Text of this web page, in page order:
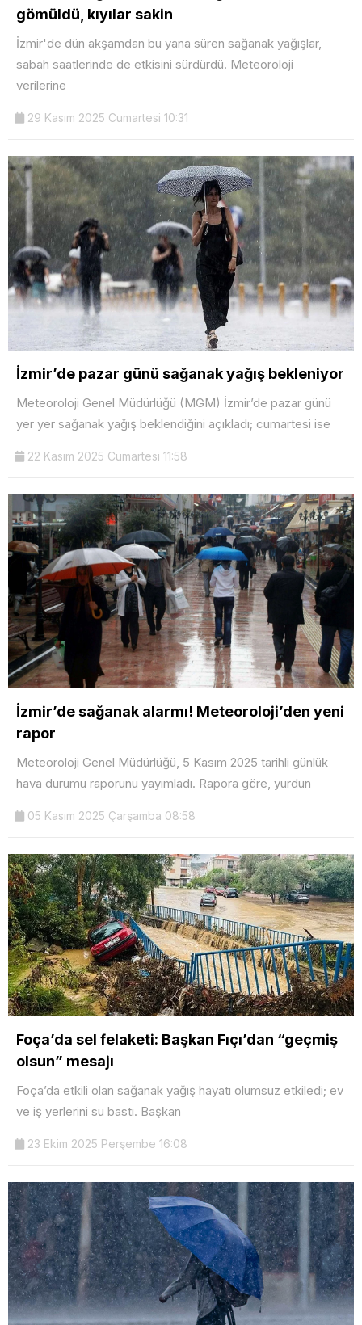
gömüldü, kıyılar sakin
İzmir'de dün akşamdan bu yana süren sağanak yağışlar,
sabah saatlerinde de etkisini sürdürdü. Meteoroloji
verilerine
29 Kasım 2025 Cumartesi 10:31
İzmir’de pazar günü sağanak yağış bekleniyor
Meteoroloji Genel Müdürlüğü (MGM) İzmir’de pazar günü
yer yer sağanak yağış beklendiğini açıkladı; cumartesi ise
22 Kasım 2025 Cumartesi 11:58
İzmir’de sağanak alarmı! Meteoroloji’den yeni
rapor
Meteoroloji Genel Müdürlüğü, 5 Kasım 2025 tarihli günlük
hava durumu raporunu yayımladı. Rapora göre, yurdun
05 Kasım 2025 Çarşamba 08:58
Foça’da sel felaketi: Başkan Fıçı’dan “geçmiş
olsun” mesajı
Foça’da etkili olan sağanak yağış hayatı olumsuz etkiledi; ev
ve iş yerlerini su bastı. Başkan
23 Ekim 2025 Perşembe 16:08